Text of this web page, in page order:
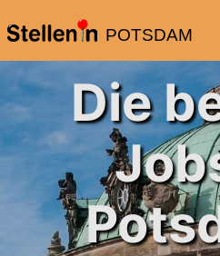
POTSDAM
Die